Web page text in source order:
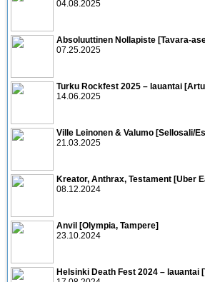
04.08.2025
Absoluuttinen Nollapiste [Tavara-
07.25.2025
Turku Rockfest 2025 – lauantai
14.06.2025
Ville Leinonen & Valumo [Sellosali/
21.03.2025
Kreator, Anthrax, Testament [Uber
08.12.2024
Anvil [Olympia, Tampere]
23.10.2024
Helsinki Death Fest 2024 – lauantai